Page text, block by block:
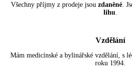
Všechny příjmy z prodeje jsou zdaněné.
lihu
Vzdělání
Mám medicínské a bylinářské vzdělání, s
roku 1994.